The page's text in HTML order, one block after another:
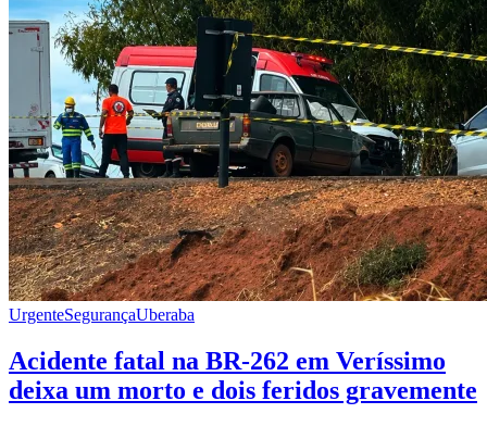
UrgenteSegurançaUberaba
Acidente fatal na BR-262 em Veríssimo
deixa um morto e dois feridos gravemente